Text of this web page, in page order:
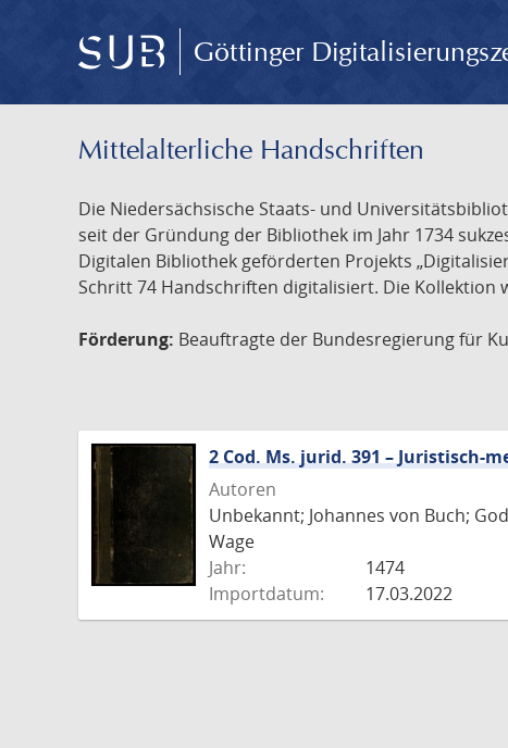
Göttinger
Mittelalterliche Handschriften
Die Niedersächsische Staats- und
seit der Gründung der Bibliothek im Jahr 1734
Digitalen Bibliothek geförderten Projekts
Schritt 74 Handschriften digitalisiert. Die
Förderung: Beauftragte der Bundesregierung für
2 Cod. Ms. jurid. 391 –
Autoren
Unbekannt; Johannes von Buch;
Wage
Jahr:
1474
Importdatum:
17.03.2022